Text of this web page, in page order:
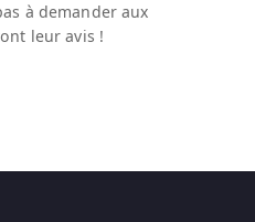
à demander aux
leur avis !